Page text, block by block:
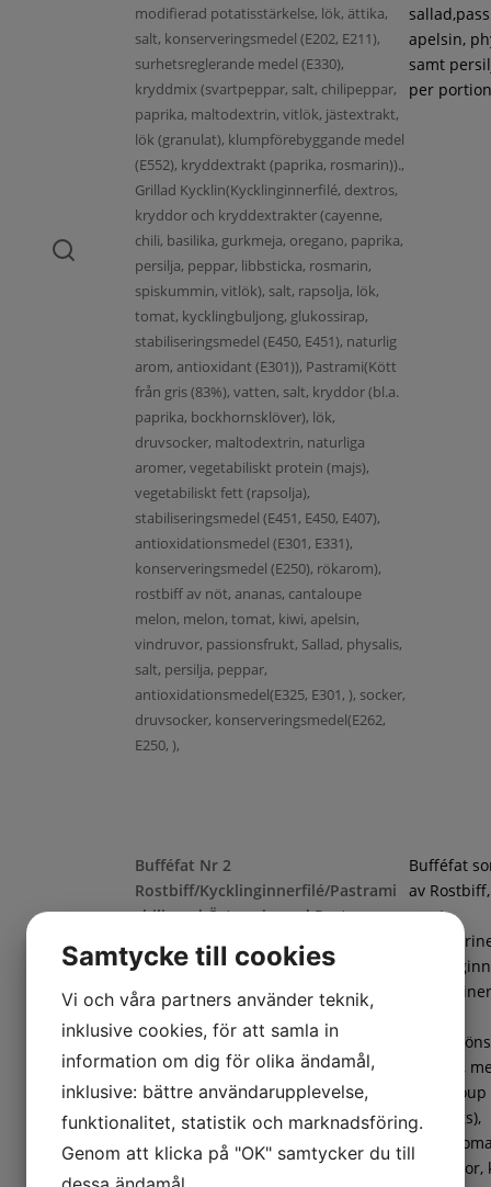
modifierad potatisstärkelse, lök, ättika,
salt, konserveringsmedel (E202, E211),
surhetsreglerande medel (E330),
kryddmix (svartpeppar, salt, chilipeppar,
paprika, maltodextrin, vitlök, jästextrakt,
lök (granulat), klumpförebyggande medel
(E552), kryddextrakt (paprika, rosmarin)).,
Grillad Kycklin(Kycklinginnerfilé, dextros,
kryddor och kryddextrakter (cayenne,
chili, basilika, gurkmeja, oregano, paprika,
persilja, peppar, libbsticka, rosmarin,
spiskummin, vitlök), salt, rapsolja, lök,
tomat, kycklingbuljong, glukossirap,
stabiliseringsmedel (E450, E451), naturlig
arom, antioxidant (E301)), Pastrami(Kött
från gris (83%), vatten, salt, kryddor (bl.a.
paprika, bockhornsklöver), lök,
druvsocker, maltodextrin, naturliga
aromer, vegetabiliskt protein (majs),
vegetabiliskt fett (rapsolja),
stabiliseringsmedel (E451, E450, E407),
antioxidationsmedel (E301, E331),
konserveringsmedel (E250), rökarom),
rostbiff av nöt, ananas, cantaloupe
melon, melon, tomat, kiwi, apelsin,
vindruvor, passionsfrukt, Sallad, physalis,
salt, persilja, peppar,
antioxidationsmedel(E325, E301, ), socker,
druvsocker, konserveringsmedel(E262,
E250, ),
apelsin,
samt
per
Bufféfat Nr 2
Rostbiff/Kycklinginnerfilé/Pastrami
chili med Örtmarinerad Pasta
Penne örtmarinerad(Pasta (DURUMVETE,
vatten), marinad (vatten, rapsolja, salt,
vitvinsvinäger, äppeljuice, krydda
Bufféfat
av
samt
frukt/
ananas,
honungs),
vindruvor,
Samtycke till cookies
Vi och våra partners använder teknik,
inklusive cookies, för att samla in
information om dig för olika ändamål,
inklusive: bättre användarupplevelse,
funktionalitet, statistik och marknadsföring.
Genom att klicka på "OK" samtycker du till